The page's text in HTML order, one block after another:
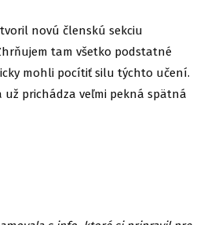
novú členskú sekciu
tam všetko podstatné
mohli pocítiť silu týchto učení.
už prichádza veľmi pekná spätná